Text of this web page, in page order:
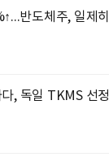
반도체주, 일제히
, 독일 TKMS 선정